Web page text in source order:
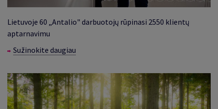
Lietuvoje 60 „Antalio" darbuotojų rūpinasi 2550 klientų
aptarnavimu
Sužinokite daugiau